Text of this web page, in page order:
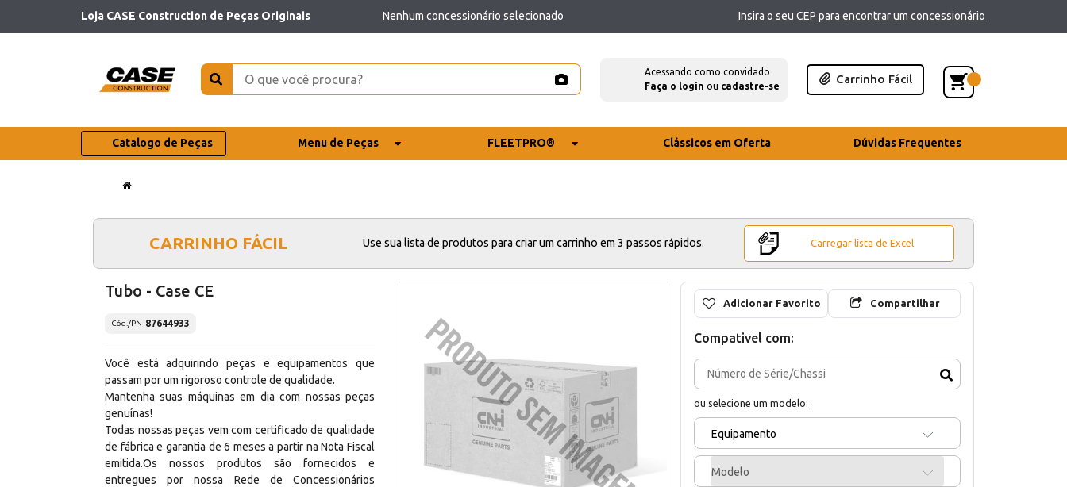
Loja CASE Construction de Peças Originais Nenhum concessionário selecionado Insira o seu CEP para encontrar um concessionário
Acessando como convidado
Faça o login ou cadastre-se
Carrinho Fácil
Catalogo de Peças Menu de Peças FLEETPRO® Clássicos em Oferta Dúvidas Frequentes
CARRINHO FÁCIL Use sua lista de produtos para criar um carrinho em 3 passos rápidos. Carregar lista de Excel
Tubo - Case CE
Cód./PN 87644933
Você está adquirindo peças e equipamentos que
passam por um rigoroso controle de qualidade.
Mantenha suas máquinas em dia com nossas peças
genuínas!
Todas nossas peças vem com certificado de qualidade
de fábrica e garantia de 6 meses a partir na Nota Fiscal
emitida.Os nossos produtos são fornecidos e
entregues por nossa Rede de Concessionários
Adicionar Favorito Compartilhar
Compativel com:
ou selecione um modelo:
Equipamento
Modelo